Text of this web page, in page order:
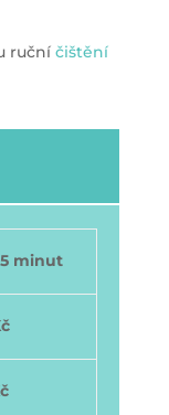
ručníčištění
minut